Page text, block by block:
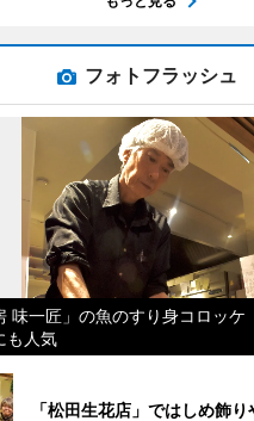
フォトフラッシュ
味一匠」の魚のすり身コロッケ
も人気
「松田生花店」ではしめ飾